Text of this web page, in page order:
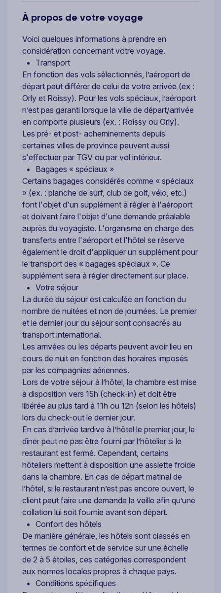
À propos de votre voyage
Voici quelques informations à prendre en
considération concernant votre voyage.
Transport
En fonction des vols sélectionnés, l’aéroport de
départ peut différer de celui de votre arrivée (ex :
Orly et Roissy). Pour les vols spéciaux, l’aéroport
n’est pas garanti lorsque la ville de départ/arrivée
en comporte plusieurs (ex. : Roissy ou Orly).
Les pré- et post- acheminements depuis
certaines villes de province peuvent aussi
s'effectuer par TGV ou par vol intérieur.
Bagages « spéciaux »
Certains bagages considérés comme « spéciaux
» (ex. : planche de surf, club de golf, vélo, etc.)
font l'objet d'un supplément à régler à l'aéroport
et doivent faire l'objet d'une demande préalable
auprès du voyagiste. L'organisme en charge des
transferts entre l'aéroport et l'hôtel se réserve
également le droit d'appliquer un supplément pour
le transport des « bagages spéciaux ». Ce
supplément sera à régler directement sur place.
Votre séjour
La durée du séjour est calculée en fonction du
nombre de nuitées et non de journées. Le premier
et le dernier jour du séjour sont consacrés au
transport international.
Les arrivées ou les départs peuvent avoir lieu en
cours de nuit en fonction des horaires imposés
par les compagnies aériennes.
Lors de votre séjour à l’hôtel, la chambre est mise
à disposition vers 15h (check-in) et doit être
libérée au plus tard à 11h ou 12h (selon les hôtels)
lors du check-out le dernier jour.
En cas d’arrivée tardive à l’hôtel le premier jour, le
dîner peut ne pas être fourni par l’hôtelier si le
restaurant est fermé. Cependant, certains
hôteliers mettent à disposition une assiette froide
dans la chambre. En cas de départ matinal de
l’hôtel, si le restaurant n’est pas encore ouvert, le
client peut faire une demande la veille afin qu’une
collation lui soit fournie avant son départ.
Confort des hôtels
De manière générale, les hôtels sont classés en
termes de confort et de service sur une échelle
de 2 à 5 étoiles, ces catégories correspondent
aux normes locales propres à chaque pays.
Conditions spécifiques